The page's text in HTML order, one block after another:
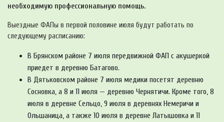
необходимую профессиональную помощь.
Выездные ФАПы в первой половине июля будут работать по
следующему расписанию:
В Брянском районе 7 июля передвижной ФАП с акушеркой
приедет в деревню Батагово.
В Дятьковском районе 7 июля медики посетят деревню
Сосновка, а 8 и 11 июля — деревню Чернятичи. Кроме того, 8
июля в деревне Сельцо, 9 июля в деревнях Немеричи и
Ольшаница, а также 10 июля в деревне Латышовка и 11